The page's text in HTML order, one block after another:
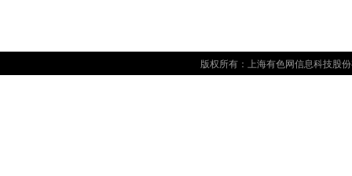
版权所有：上海有色网信息科技股